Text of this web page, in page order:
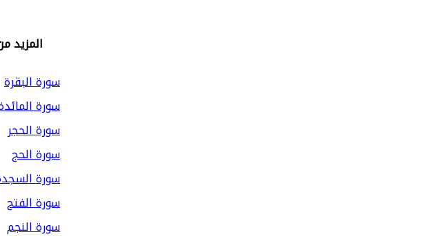
المزيد
سورة البقرة
سورة
سورة الحجر
سورة الحج
سورة
سورة الفتح
سورة النجم